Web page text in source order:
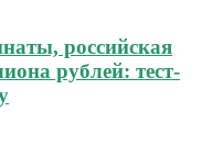
российская
рублей: тест-